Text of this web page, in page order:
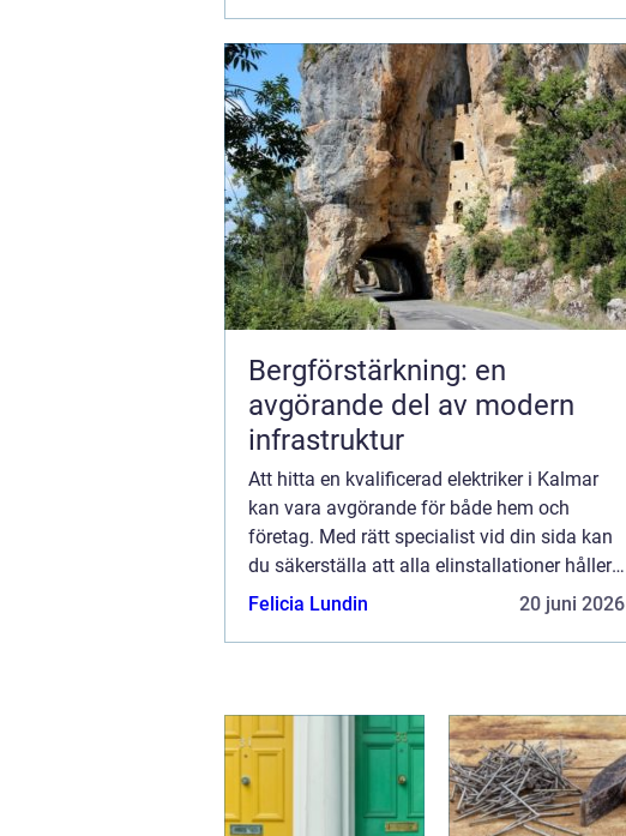
Bergförstärkning: en
avgörande del av modern
infrastruktur
Att hitta en kvalificerad elektriker i Kalmar
kan vara avgörande för både hem och
företag. Med rätt specialist vid din sida kan
du säkerställa att alla elinstallationer håller
högsta standard och sä...
Felicia Lundin 20 juni 2026